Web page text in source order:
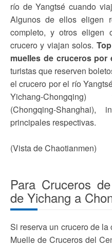
río de Yangtsé cuando
Algunos de ellos eligen
completo, y otros eligen
crucero y viajan solos.
muelles de cruceros por
turistas que reserven
el crucero por el río
Yichang-Chongqing)
(Chongqing-Shanghai),
principales respectivas.
(Vista de Chaotianmen)
Para Cruceros
de Yichang a
Si reserva un crucero de
Muelle de Cruceros del